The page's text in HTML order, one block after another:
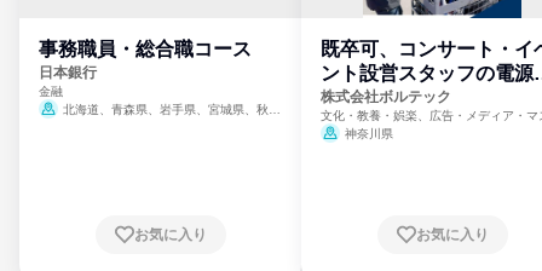
事務職員・総合職コース
日本銀行
金融
北海道、青森県、岩手県、宮城県、秋田
崎県、熊本県、大分県、宮崎県、鹿児島県、
お気に入り
既卒可、コンサート・イ
ント設営スタッフの電源
門
株式会社ボルテック
文化・教養・娯楽、広告・メディア・マ
ミ、電力・ガス・水道・エネルギー
神奈川県
お気に入り